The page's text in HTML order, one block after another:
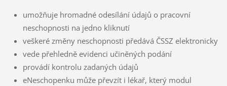
umožňuje hromadné odesílání údajů o pracovní
neschopnosti na jedno kliknutí
veškeré změny neschopnosti předává ČSSZ elektronicky
vede přehledně evidenci učiněných podání
provádí kontrolu zadaných údajů
eNeschopenku může převzít i lékař, který modul